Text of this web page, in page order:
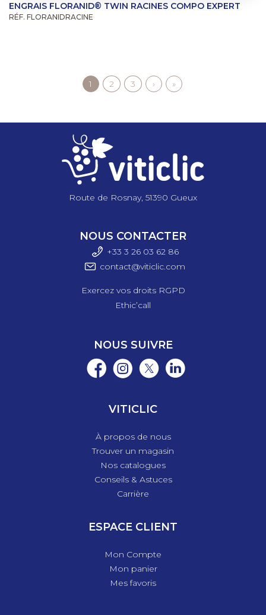
ENGRAIS FLORANID® TWIN RACINES COMPO EXPERT
RÉF. FLORANIDRACINE
Page
courante
1 Page
2 Page
3 Page
suivante
› Dernière
page
»
Route de Rosnay, 51390 Gueux
NOUS CONTACTER
+33 3 26 03 62 86
contact@viticlic.com
Exercez vos droits RGPD
Ethic’call
NOUS SUIVRE
VITICLIC
À propos de nous
Trouver un magasin
Nos catalogues
Conseils & Astuces
Carrière
ESPACE CLIENT
Mon Compte
Mon panier
Mes favoris